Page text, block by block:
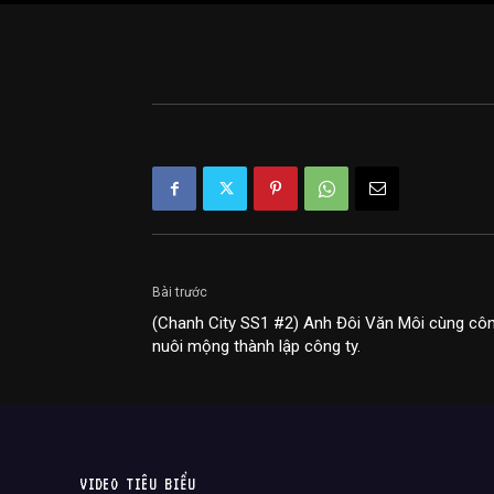
Bài trước
(Chanh City SS1 #2) Anh Đôi Văn Môi cùng
nuôi mộng thành lập công ty.
VIDEO TIÊU BIỂU